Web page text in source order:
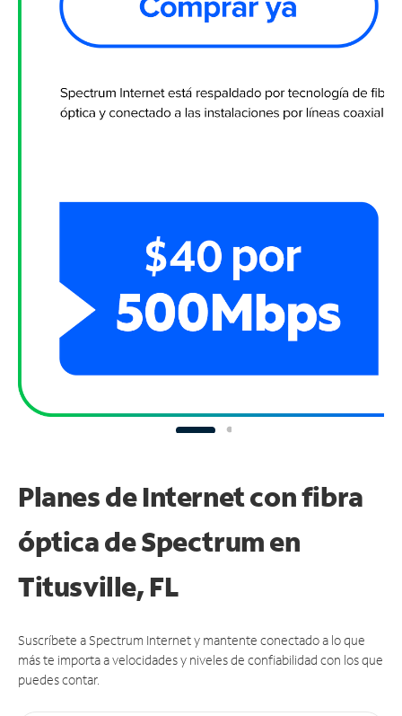
Planes de Internet con fibra
óptica de Spectrum en
Titusville, FL
Suscríbete a Spectrum Internet y mantente conectado a lo que
más te importa a velocidades y niveles de confiabilidad con los que
puedes contar.